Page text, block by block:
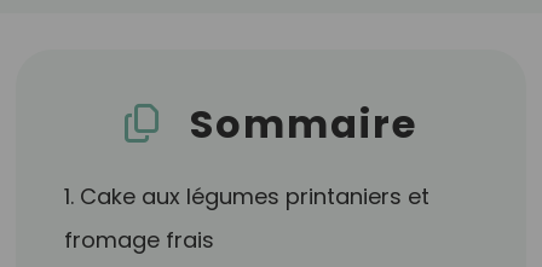
Sommaire
1. Cake aux légumes printaniers et
fromage frais